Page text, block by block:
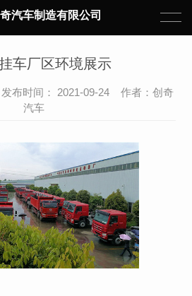
汽车制造有限公司
车厂区环境展示
布时间： 2021-09-24 作者：创奇
汽车